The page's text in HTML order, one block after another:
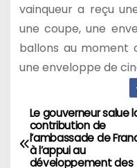
vainqueur a reçu
une coupe, une
ballons au moment
une enveloppe de
Navigation
de
Le gouverneur salue
contribution de
l’ambassade de
à l’appui au
développement des